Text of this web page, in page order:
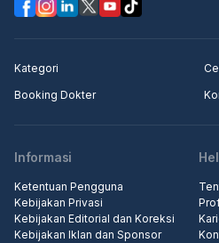
Kategori
Booking Dokter
Informasi
Ketentuan Pengguna
Kebijakan Privasi
Kebijakan Editorial dan Koreksi
Kebijakan Iklan dan Sponsor